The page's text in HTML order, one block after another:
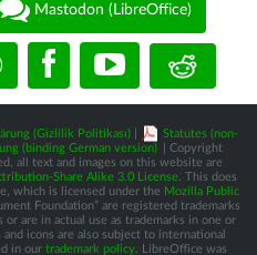
Mastodon (LibreOffice)
(Gizlilik Politikası)
Statutes (non-
(binding German version)
| Copyright
all text and images on this website are
Share Alike 3.0 License. This does
which is licensed under the Mozilla Public
Foundation” are registered trademarks
are in actual use as trademarks in one or
icons are also subject to international
in our trademark policy. LibreOffice was